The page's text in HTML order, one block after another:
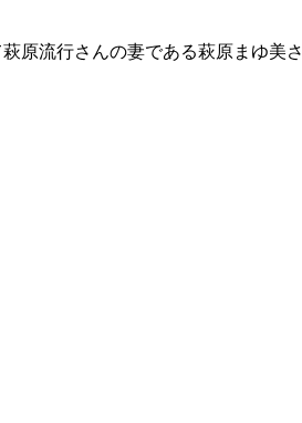
原流行さんの妻である萩原まゆ美さ